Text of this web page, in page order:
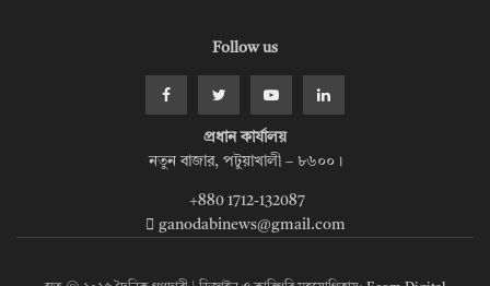
Follow us
প্রধান কার্যালয়
নতুন বাজার, পটুয়াখালী – ৮৬০০।
+880 1712-132087
ganodabinews@gmail.com